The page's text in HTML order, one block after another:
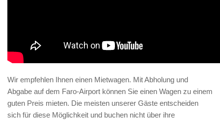
Wir empfehlen Ihnen einen Mietwagen. Mit Abholung und
Abgabe auf dem Faro-Airport können Sie einen Wagen zu einem
guten Preis mieten. Die meisten unserer Gäste entscheiden
sich für diese Möglichkeit und buchen nicht über ihre